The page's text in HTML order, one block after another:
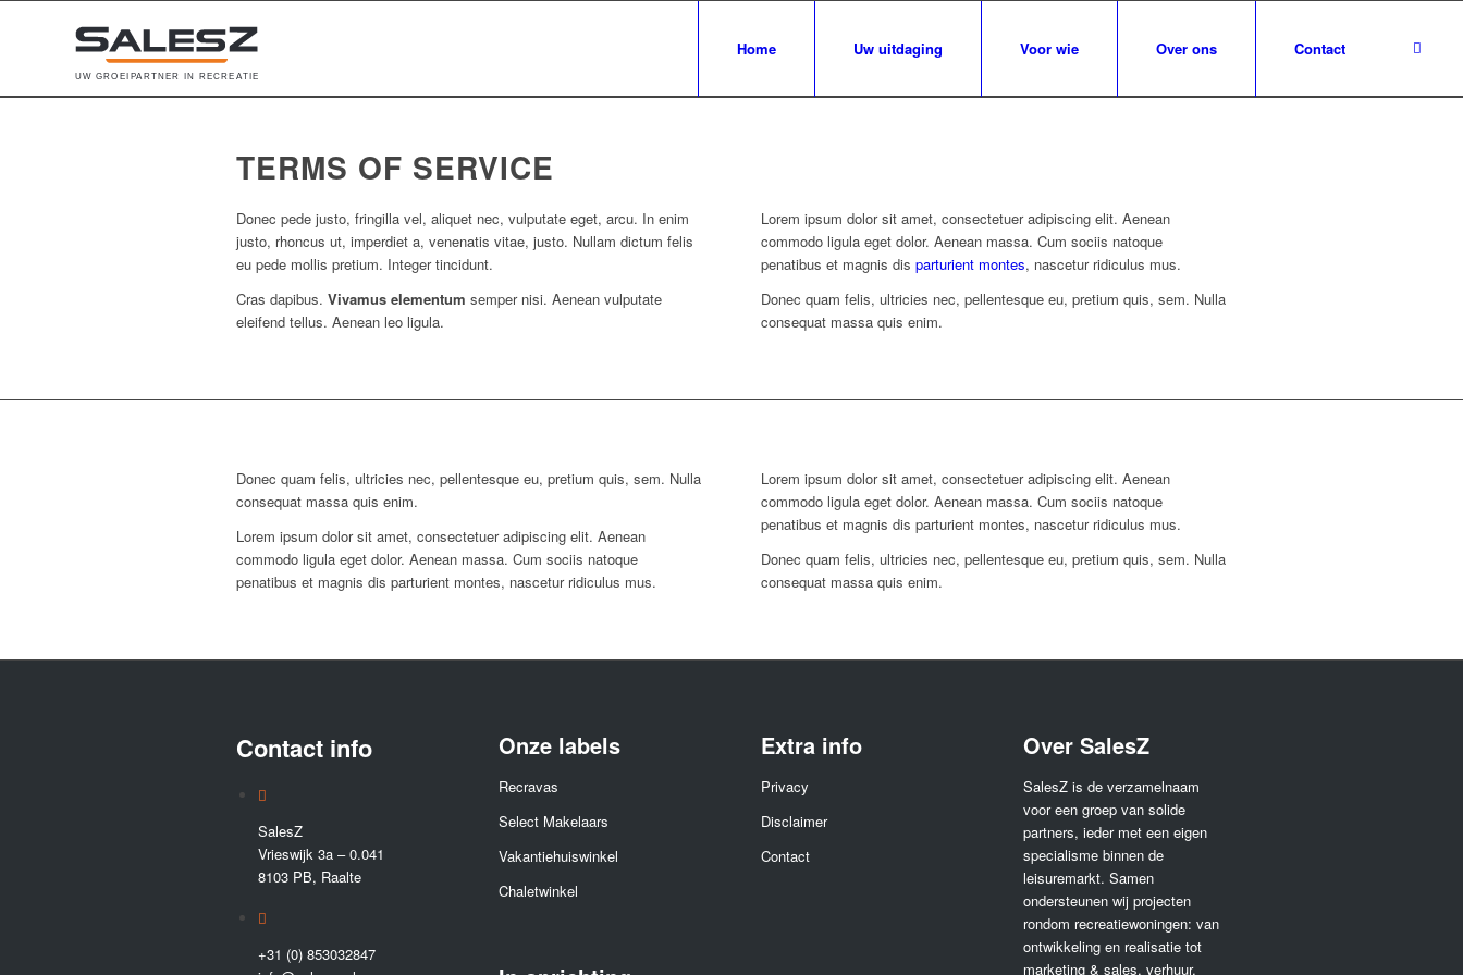
UW G RO E PA RT N E R N R EC R E AT E
Home Uw uitdaging Voor wie Over ons Contact
TERMS OF SERVICE
Donec pede justo, fringilla vel, aliquet nec, vulputate eget, arcu. In enim
justo, rhoncus ut, imperdiet a, venenatis vitae, justo. Nullam dictum felis
eu pede mollis pretium. Integer tincidunt.
Cras dapibus. Vivamus elementum semper nisi. Aenean vulputate
eleifend tellus. Aenean leo ligula.
Lorem ipsum dolor sit amet, consectetuer adipiscing elit. Aenean
commodo ligula eget dolor. Aenean massa. Cum sociis natoque
penatibus et magnis disparturient montes, nascetur ridiculus mus.
Donec quam felis, ultricies nec, pellentesque eu, pretium quis, sem. Nulla
consequat massa quis enim.
Donec quam felis, ultricies nec, pellentesque eu, pretium quis, sem. Nulla
consequat massa quis enim.
Lorem ipsum dolor sit amet, consectetuer adipiscing elit. Aenean
commodo ligula eget dolor. Aenean massa. Cum sociis natoque
penatibus et magnis dis parturient montes, nascetur ridiculus mus.
Lorem ipsum dolor sit amet, consectetuer adipiscing elit. Aenean
commodo ligula eget dolor. Aenean massa. Cum sociis natoque
penatibus et magnis dis parturient montes, nascetur ridiculus mus.
Donec quam felis, ultricies nec, pellentesque eu, pretium quis, sem. Nulla
consequat massa quis enim.
Contact info
SalesZ
Vrieswijk 3a – 0.041
8103 PB, Raalte
+31 (0) 853032847
Onze labels
Recravas
Select Makelaars
Vakantiehuiswinkel
Chaletwinkel
Extra info
Privacy
Disclaimer
Contact
Over SalesZ
SalesZ is de verzamelnaam
voor een groep van solide
partners, ieder met een eigen
specialisme binnen de
leisuremarkt. Samen
ondersteunen wij projecten
rondom recreatiewoningen: van
ontwikkeling en realisatie tot
marketing & sales, verhuur,